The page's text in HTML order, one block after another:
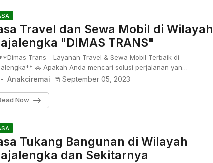
Travel dan Sewa Mobil di Wilayah
"DIMAS TRANS"
Trans - Layanan Travel & Sewa Mobil Terbaik di
🚗 Apakah Anda mencari solusi perjalanan yan…
Anakciremai September 05, 2023
Now
Tukang Bangunan di Wilayah
dan Sekitarnya